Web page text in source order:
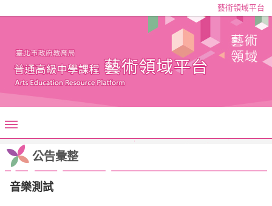
藝術領域平台
公告彙整
音樂測試